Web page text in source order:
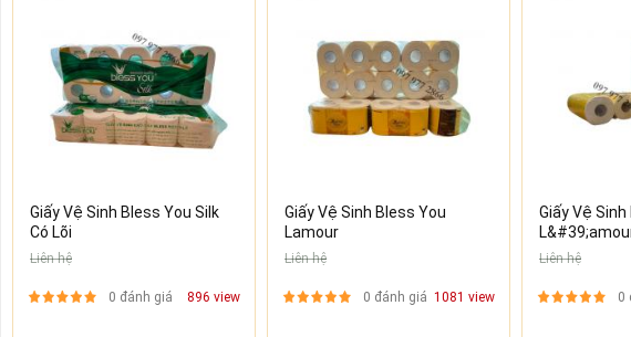
Giấy Vệ Sinh Bless You Silk
Có Lõi
Liên hệ
0 đánh giá 896 view
Giấy Vệ Sinh Bless You
Lamour
Liên hệ
0 đánh giá 1081 view
Giấy Vệ Sinh
Liên hệ
0